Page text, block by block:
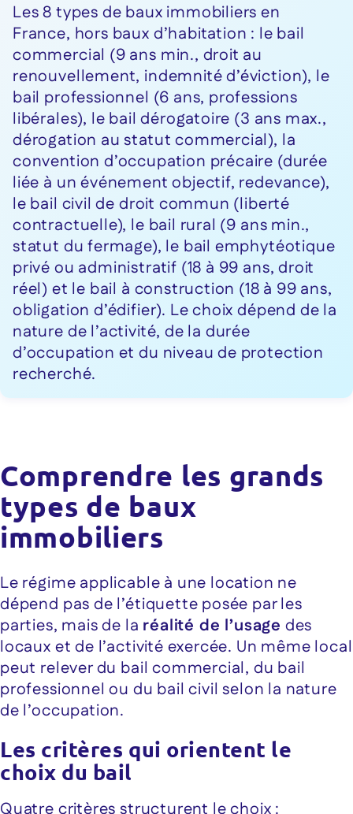
En bref :
Les 8 types de baux immobiliers en
France, hors baux d’habitation : le bail
commercial (9 ans min., droit au
renouvellement, indemnité d’éviction), le
bail professionnel (6 ans, professions
libérales), le bail dérogatoire (3 ans max.,
dérogation au statut commercial), la
convention d’occupation précaire (durée
liée à un événement objectif, redevance),
le bail civil de droit commun (liberté
contractuelle), le bail rural (9 ans min.,
statut du fermage), le bail emphytéotique
privé ou administratif (18 à 99 ans, droit
réel) et le bail à construction (18 à 99 ans,
obligation d’édifier). Le choix dépend de la
nature de l’activité, de la durée
d’occupation et du niveau de protection
recherché.
Comprendre les grands
types de baux
immobiliers
Le régime applicable à une location ne
dépend pas de l’étiquette posée par les
parties, mais de la réalité de l’usage des
locaux et de l’activité exercée. Un même local
peut relever du bail commercial, du bail
professionnel ou du bail civil selon la nature
de l’occupation.
Les critères qui orientent le
choix du bail